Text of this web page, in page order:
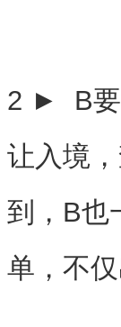
2 ► B要
让入境
到，B也
单，不